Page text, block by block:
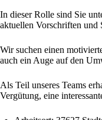
In dieser Rolle sind Sie
aktuellen Vorschriften und
Wir suchen einen
auch ein Auge auf den
Als Teil unseres Teams
Vergütung, eine